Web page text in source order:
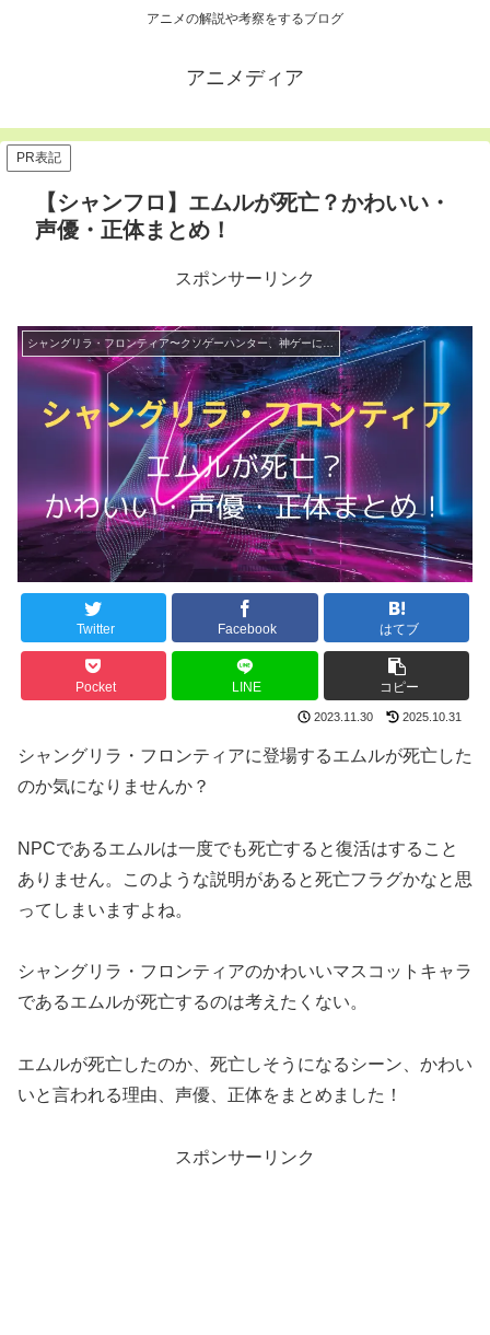
アニメの解説や考察をするブログ
アニメディア
PR表記
【シャンフロ】エムルが死亡？かわいい・
声優・正体まとめ！
スポンサーリンク
Twitter Facebook はてブ
Pocket LINE コピー
2023.11.30 2025.10.31
シャングリラ・フロンティアに登場するエムルが死亡した
のか気になりませんか？
NPCであるエムルは一度でも死亡すると復活はすること
ありません。このような説明があると死亡フラグかなと思
ってしまいますよね。
シャングリラ・フロンティアのかわいいマスコットキャラ
であるエムルが死亡するのは考えたくない。
エムルが死亡したのか、死亡しそうになるシーン、かわい
いと言われる理由、声優、正体をまとめました！
スポンサーリンク